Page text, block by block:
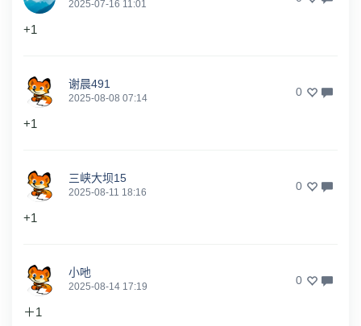
2025-07-16 11:01
+1
谢晨491
2025-08-08 07:14 0
+1
三峡大坝15
2025-08-11 18:16 0
+1
小吔
2025-08-14 17:19 0
＋1